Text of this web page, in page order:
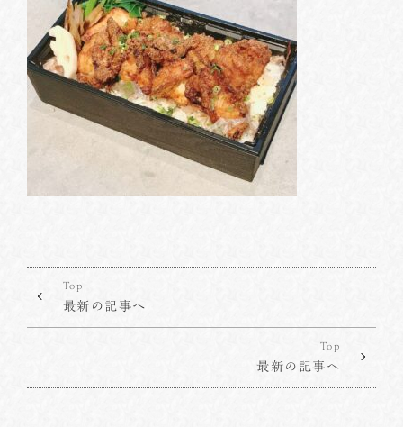
Top
最新の記事へ
Top
最新の記事へ